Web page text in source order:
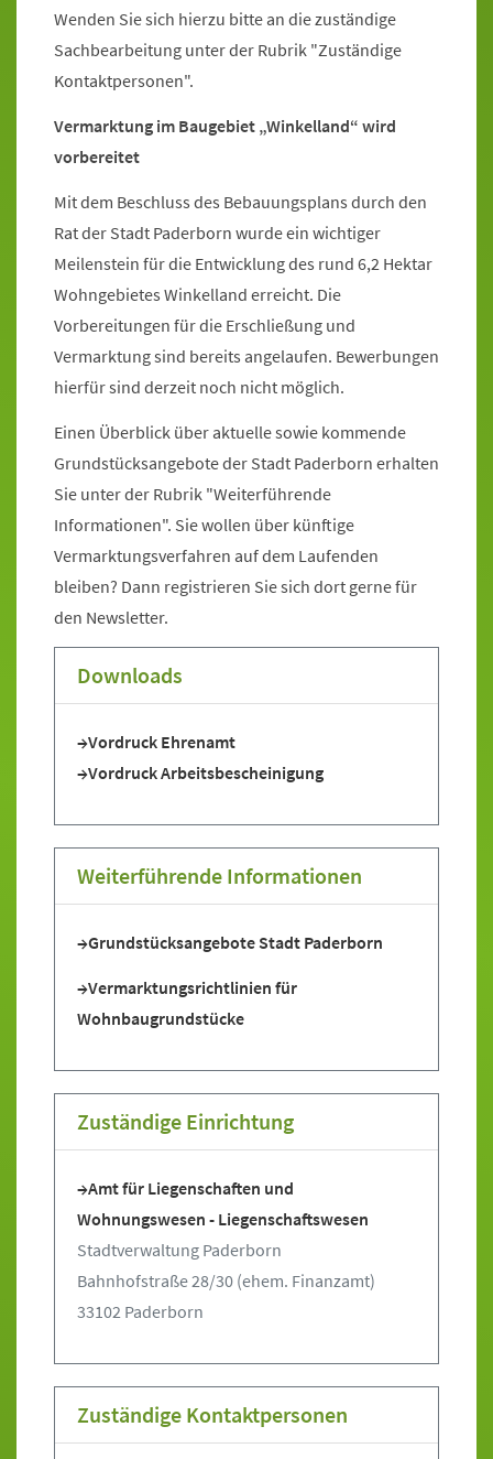
Wenden Sie sich hierzu bitte an die zuständige
Sachbearbeitung unter der Rubrik "Zuständige
Kontaktpersonen".
Vermarktung im Baugebiet „Winkelland“ wird
vorbereitet
Mit dem Beschluss des Bebauungsplans durch den
Rat der Stadt Paderborn wurde ein wichtiger
Meilenstein für die Entwicklung des rund 6,2 Hektar
Wohngebietes Winkelland erreicht. Die
Vorbereitungen für die Erschließung und
Vermarktung sind bereits angelaufen. Bewerbungen
hierfür sind derzeit noch nicht möglich.
Einen Überblick über aktuelle sowie kommende
Grundstücksangebote der Stadt Paderborn erhalten
Sie unter der Rubrik "Weiterführende
Informationen". Sie wollen über künftige
Vermarktungsverfahren auf dem Laufenden
bleiben? Dann registrieren Sie sich dort gerne für
den Newsletter.
Downloads
Vordruck Ehrenamt
Vordruck Arbeitsbescheinigung
Weiterführende Informationen
Grundstücksangebote Stadt Paderborn
Vermarktungsrichtlinien für
Wohnbaugrundstücke
Zuständige Einrichtung
Amt für Liegenschaften und
Wohnungswesen - Liegenschaftswesen
Stadtverwaltung Paderborn
Bahnhofstraße 28/30 (ehem. Finanzamt)
33102 Paderborn
Zuständige Kontaktpersonen